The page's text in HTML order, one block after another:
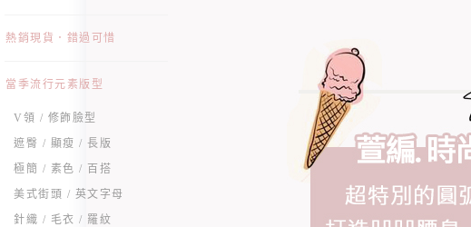
熱銷現貨．錯過可惜
當季流行元素版型
V領 / 修飾臉型
遮臀 / 顯瘦 / 長版
極簡 / 素色 / 百搭
美式街頭 / 英文字母
針織 / 毛衣 / 羅紋